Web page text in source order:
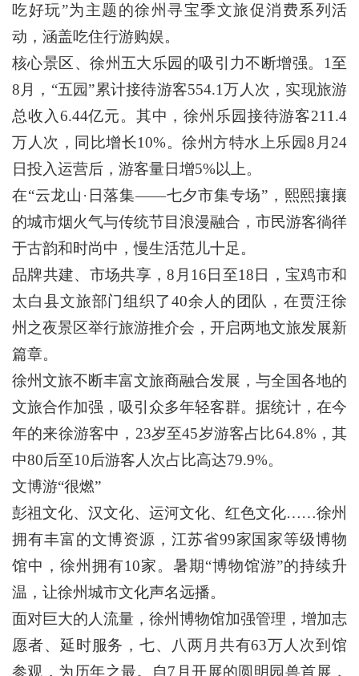
吃好玩”为主题的徐州寻宝季文旅促消费系列活
动，涵盖吃住行游购娱。
核心景区、徐州五大乐园的吸引力不断增强。1至
8月，“五园”累计接待游客554.1万人次，实现旅游
总收入6.44亿元。其中，徐州乐园接待游客211.4
万人次，同比增长10%。徐州方特水上乐园8月24
日投入运营后，游客量日增5%以上。
在“云龙山·日落集——七夕市集专场”，熙熙攘攘
的城市烟火气与传统节目浪漫融合，市民游客徜徉
于古韵和时尚中，慢生活范儿十足。
品牌共建、市场共享，8月16日至18日，宝鸡市和
太白县文旅部门组织了40余人的团队，在贾汪徐
州之夜景区举行旅游推介会，开启两地文旅发展新
篇章。
徐州文旅不断丰富文旅商融合发展，与全国各地的
文旅合作加强，吸引众多年轻客群。据统计，在今
年的来徐游客中，23岁至45岁游客占比64.8%，其
中80后至10后游客人次占比高达79.9%。
文博游“很燃”
彭祖文化、汉文化、运河文化、红色文化……徐州
拥有丰富的文博资源，江苏省99家国家等级博物
馆中，徐州拥有10家。暑期“博物馆游”的持续升
温，让徐州城市文化声名远播。
面对巨大的人流量，徐州博物馆加强管理，增加志
愿者、延时服务，七、八两月共有63万人次到馆
参观，为历年之最。自7月开展的圆明园兽首展，